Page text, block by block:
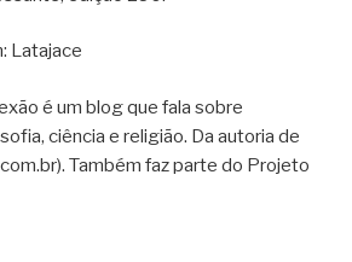
Latajace
é um blog que fala sobre
ciência e religião. Da autoria de
Também faz parte do Projeto